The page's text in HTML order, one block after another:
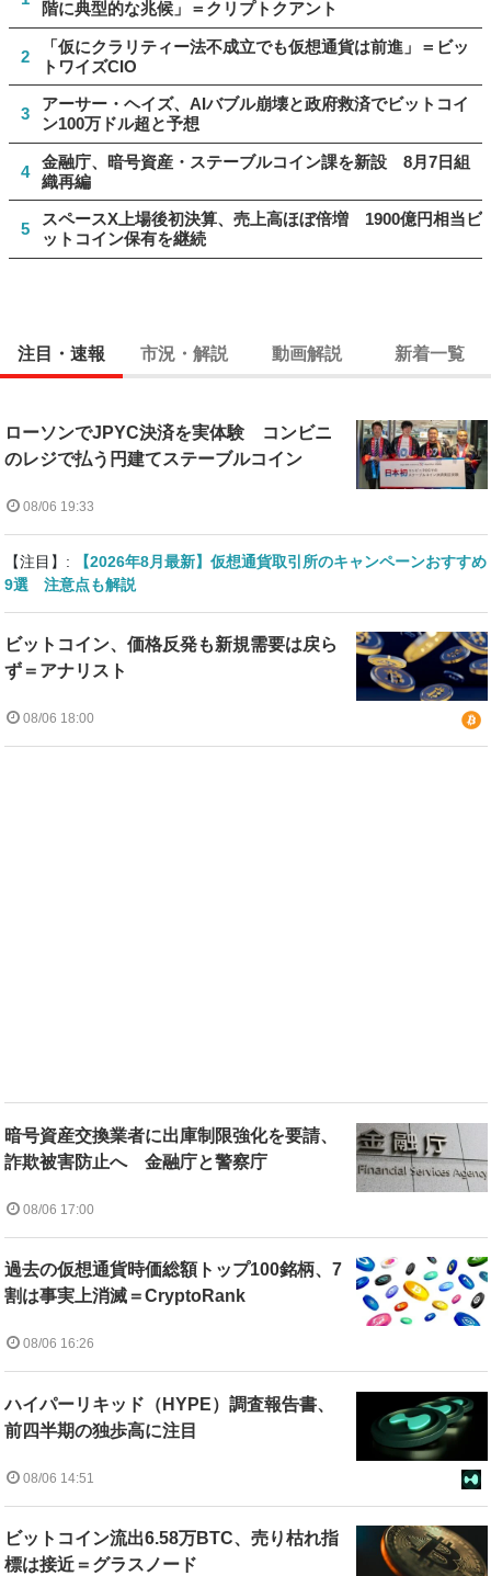
階に典型的な兆候」＝クリプトクアント
2
「仮にクラリティー法不成立でも仮想通貨は前進」＝ビッ
トワイズCIO
3
アーサー・ヘイズ、AIバブル崩壊と政府救済でビットコイ
ン100万ドル超と予想
4
金融庁、暗号資産・ステーブルコイン課を新設 8月7日組
織再編
5
スペースX上場後初決算、売上高ほぼ倍増 1900億円相当ビ
ットコイン保有を継続
注目・速報 市況・解説 動画解説 新着一覧
ローソンでJPYC決済を実体験 コンビニ
のレジで払う円建てステーブルコイン
08/06 19:33
【注目】:
【2026年8月最新】仮想通貨取引所のキャンペーンおすすめ
9選 注意点も解説
ビットコイン、価格反発も新規需要は戻ら
ず＝アナリスト
08/06 18:00
暗号資産交換業者に出庫制限強化を要請、
詐欺被害防止へ 金融庁と警察庁
08/06 17:00
過去の仮想通貨時価総額トップ100銘柄、7
割は事実上消滅＝CryptoRank
08/06 16:26
ハイパーリキッド（HYPE）調査報告書、
前四半期の独歩高に注目
08/06 14:51
ビットコイン流出6.58万BTC、売り枯れ指
標は接近＝グラスノード